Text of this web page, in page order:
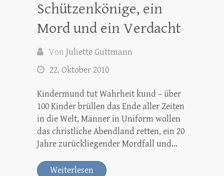
Schützenkönige, ein
Mord und ein Verdacht
Von Juliette Guttmann
22. Oktober 2010
Kindermund tut Wahrheit kund – über
100 Kinder brüllen das Ende aller Zeiten
in die Welt, Männer in Uniform wollen
das christliche Abendland retten, ein 20
Jahre zurückliegender Mordfall und…
Weiterlesen